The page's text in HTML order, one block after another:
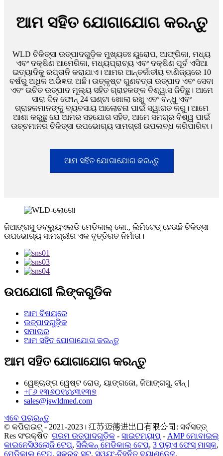
ଆମ ସହିତ ଯୋଗାଯୋଗ କରନ୍ତୁ
WLD ଚିକିତ୍ସା ଉତ୍ପାଦଗୁଡ଼ିକ ମୁଖ୍ୟତଃ ୟୁରୋପ, ଆଫ୍ରିକା, ମଧ୍ୟ
ଏବଂ ଦକ୍ଷିଣ ଆମେରିକା, ମଧ୍ୟପ୍ରାଚ୍ୟ ଏବଂ ଦକ୍ଷିଣ ପୂର୍ବ ଏସିଆ
ଇତ୍ୟାଦିକୁ ରପ୍ତାନି କରାଯାଏ। ଆମର ଆନ୍ତର୍ଜାତୀୟ ବାଣିଜ୍ୟରେ 10
ବର୍ଷରୁ ଅଧିକ ଅଭିଜ୍ଞତା ଅଛି। ଉତ୍କୃଷ୍ଟ ଗୁଣବତ୍ତା ଉତ୍ପାଦ ଏବଂ ସେବା
ଏବଂ ଉଚିତ ଉତ୍ପାଦ ମୂଲ୍ୟ ସହିତ ଗ୍ରାହକଙ୍କ ବିଶ୍ୱାସ ଜିତିଛୁ। ଆମେ
ସାରା ଦିନ ଫୋନ୍ 24 ଘଣ୍ଟା ଖୋଲା ରଖୁ ଏବଂ ବନ୍ଧୁ ଏବଂ
ଗ୍ରାହକମାନଙ୍କୁ ବ୍ୟବସାୟ ଆଲୋଚନା ପାଇଁ ସ୍ୱାଗତ କରୁ। ଆମେ
ଆଶା କରୁଛୁ ଯେ ଆମର ସହଯୋଗ ସହିତ, ଆମେ ସମଗ୍ର ବିଶ୍ୱ ପାଇଁ
ଉଚ୍ଚମାନର ଚିକିତ୍ସା ଉପଭୋଗ୍ୟ ସାମଗ୍ରୀ ଉପଲବ୍ଧ କରିପାରିବା।
ଆମ ସହିତ ଯୋଗାଯୋଗ କରନ୍ତୁ
ଜିଆଙ୍ଗସୁ ଡବ୍ଲ୍ୟୁଏଲଡି ମେଡିକାଲ୍ କୋ., ଲିମିଟେଡ୍ ହେଉଛି ଚିକିତ୍ସା
ଉପଭୋଗ୍ୟ ସାମଗ୍ରୀର ଏକ ବୃତ୍ତିଗତ ନିର୍ମାତା।
ଉପଯୋଗୀ ଲିଙ୍କଗୁଡିକ
ଆମ ବିଷୟରେ
ଉତ୍ପାଦଗୁଡ଼ିକ
ସମାଚାର
ଆମ ସହିତ ଯୋଗାଯୋଗ କରନ୍ତୁ
ଆମ ସହିତ ଯୋଗାଯୋଗ କରନ୍ତୁ
ୱେଞ୍ଚାଙ୍ଗ ୱେଷ୍ଟ ରୋଡ୍, ୟାଙ୍ଗଜୋ, ଜିଆଙ୍ଗସୁ, ଚୀନ୍ |
+୮୬ ୧୩୬୦୧୪୪୩୧୩୭
sales@jswldmed.com
ଏବେ ପଚାରନ୍ତୁ
© କପିରାଇଟ୍ - 2021-2023। 江苏迈德进出口有限公司: ସର୍ବସତ୍ତ୍
Res ସଂରକ୍ଷିତ |ଗରମ ଉତ୍ପାଦଗୁଡ଼ିକ - ସାଇଟମ୍ୟାପ୍ - AMP ମୋବାଇଲ୍
କାଇନେସିଓଲୋଜି ଟେପ୍, ସିଲିକନ୍ ମେଡିକାଲ୍ ଟେପ୍, 3 ପ୍ଲାଏ ଫେସ୍ ମାସ୍କ,
ମେଡିକାଲ୍ ଟେପ୍, ସ୍କ୍ରବ୍ ସୁଟ୍, ସ୍ୱୟଂ-ଚିହ୍ନିତ ବ୍ୟାଣ୍ଡେଜ୍,